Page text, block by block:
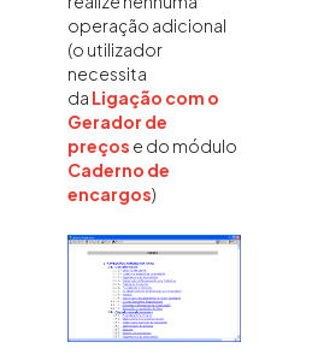
operação adicional
(o utilizador
necessita
da Ligação com o
Gerador de
preços e do módulo
Caderno de
encargos)